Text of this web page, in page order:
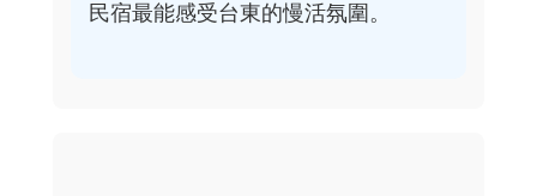
民宿最能感受台東的慢活氛圍。